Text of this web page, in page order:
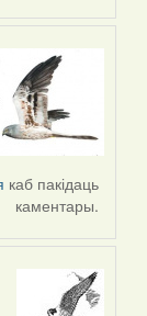
каб пакідаць
каментары.